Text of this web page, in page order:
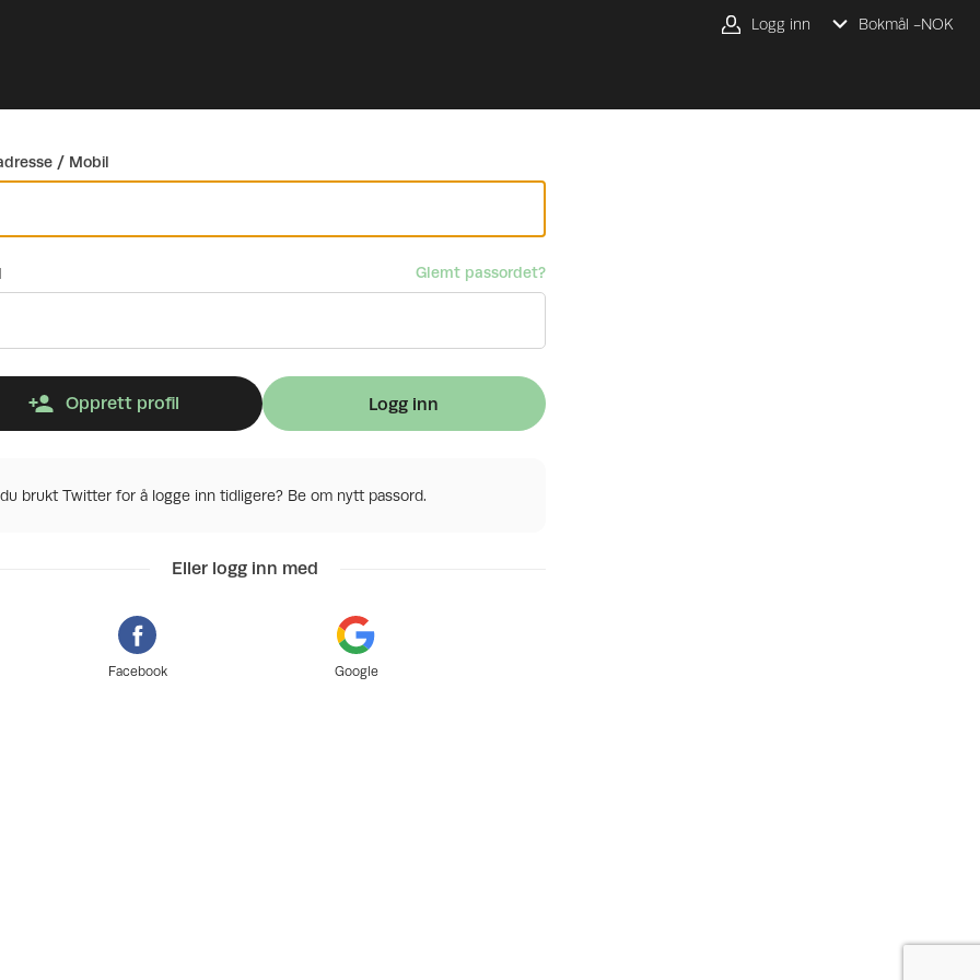
Logg inn Bokmål -NOK
/ Mobil
Glemt passordet?
Opprett profil Logg inn
brukt Twitter for å logge inn tidligere? Be om nytt passord.
Eller logg inn med
Facebook Google